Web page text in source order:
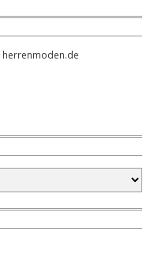
herrenmoden.de